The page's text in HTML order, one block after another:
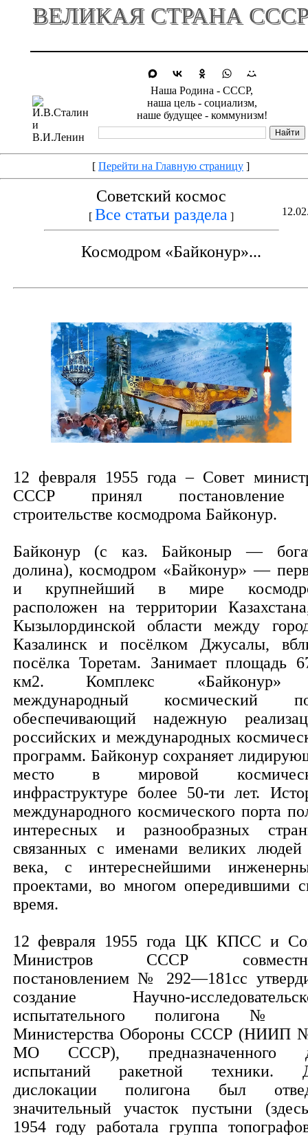
ВЕЛИКАЯ СТРАНА
Наша Родина - СССР,
наша цель - социализм,
наше будущее - коммунизм!
[ Перейти на Главную страницу ]
Советский космос
[ Все статьи раздела ]
Космодром «Байконур»...
12 февраля 1955 года – Совет
СССР принял
строительстве космодрома Байконур.
Байконур (с каз. Байконыр —
долина), космодром «Байконур» —
и крупнейший в мире
расположен на территории
Кызылординской области между
Казалинск и посёлком Джусалы,
посёлка Торетам. Занимает площадь
км2. Комплекс
международный космический
обеспечивающий надежную
российских и международных
программ. Байконур сохраняет
место в мировой
инфраструктуре более 50-ти лет.
международного космического порта
интересных и разнообразных
связанных с именами великих
века, с интереснейшими
проектами, во многом опередившими
время.
12 февраля 1955 года ЦК КПСС и
Министров СССР
постановлением № 292—181сс
создание Научно-
испытательного полигона
Министерства Обороны СССР (НИИП
МО СССР), предназначенного
испытаний ракетной техники.
дислокации полигона был
значительный участок пустыни
1954 году работала группа